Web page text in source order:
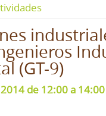
(GT-9)
de 12:00 a 14:00